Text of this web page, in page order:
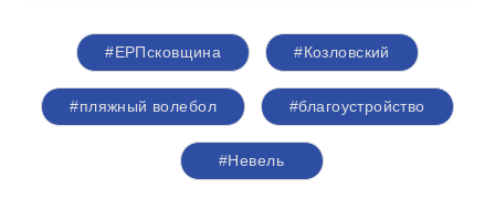
#ЕРПсковщина #Козловский
#пляжный волебол #благоустройство
#Невель